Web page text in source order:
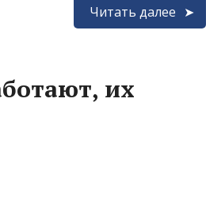
Читать далее
их